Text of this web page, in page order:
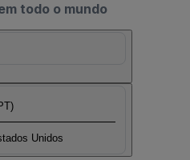
todo o mundo
Unidos